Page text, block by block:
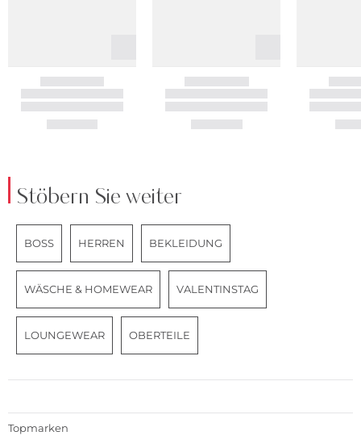
Stöbern Sie weiter
BOSS HERREN BEKLEIDUNG
WÄSCHE & HOMEWEAR VALENTINSTAG
LOUNGEWEAR OBERTEILE
Topmarken